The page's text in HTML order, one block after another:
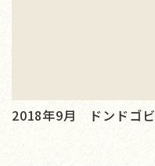
2018年9月 ドンドゴビ